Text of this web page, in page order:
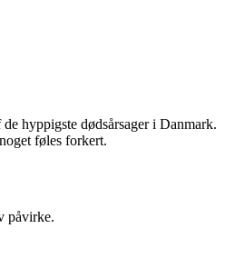
hyppigste dødsårsager i Danmark.
føles forkert.
påvirke.